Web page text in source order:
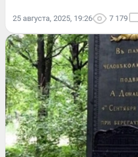
25 августа, 2025, 19:26 7 179